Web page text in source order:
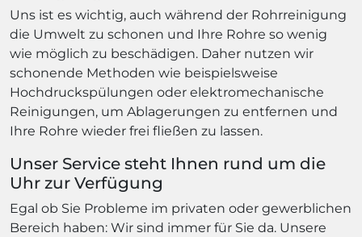
Uns ist es wichtig, auch während der Rohrreinigung
die Umwelt zu schonen und Ihre Rohre so wenig
wie möglich zu beschädigen. Daher nutzen wir
schonende Methoden wie beispielsweise
Hochdruckspülungen oder elektromechanische
Reinigungen, um Ablagerungen zu entfernen und
Ihre Rohre wieder frei fließen zu lassen.
Unser Service steht Ihnen rund um die
Uhr zur Verfügung
Egal ob Sie Probleme im privaten oder gewerblichen
Bereich haben: Wir sind immer für Sie da. Unsere